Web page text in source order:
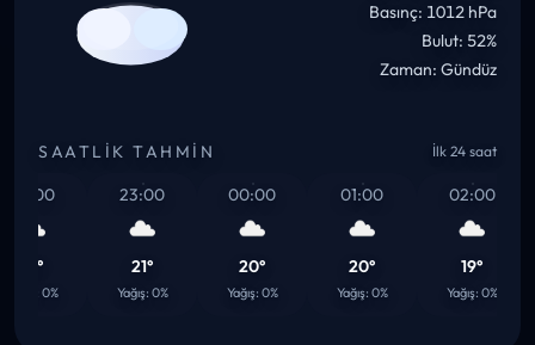
Basınç: 1012 hPa
Bulut: 52%
Zaman: Gündüz
SAATLIK TAHMIN İlk 24 saat
0%
23:00
21°
Yağış: 0%
00:00
20°
Yağış: 0%
01:00
20°
Yağış: 0%
02:00
19°
Yağış: 0%